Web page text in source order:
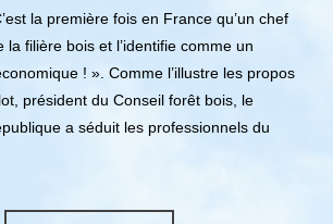
la première fois en France qu’un chef
la filière bois et l’identifie comme un
! ». Comme l’illustre les propos
président du Conseil forêt bois, le
a séduit les professionnels du